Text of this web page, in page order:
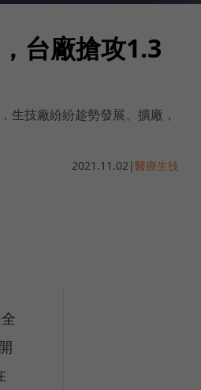
台廠搶攻1.3
生技廠紛紛趁勢發展、擴廠，
2021.11.02 |醫療生技